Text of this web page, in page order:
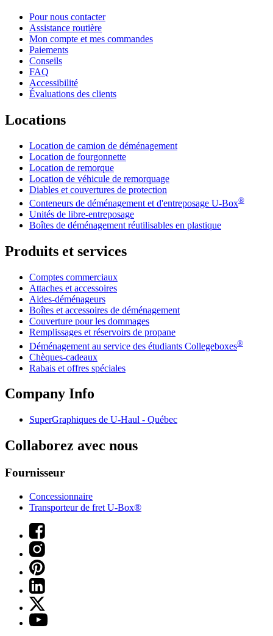
Pour nous contacter
Assistance routière
Mon compte et mes commandes
Paiements
Conseils
FAQ
Accessibilité
Évaluations des clients
Locations
Location de camion de déménagement
Location de fourgonnette
Location de remorque
Location de véhicule de remorquage
Diables et couvertures de protection
Conteneurs de déménagement et d'entreposage U-Box®
Unités de libre-entreposage
Boîtes de déménagement réutilisables en plastique
Produits et services
Comptes commerciaux
Attaches et accessoires
Aides-déménageurs
Boîtes et accessoires de déménagement
Couverture pour les dommages
Remplissages et réservoirs de propane
Déménagement au service des étudiants Collegeboxes®
Chèques-cadeaux
Rabais et offres spéciales
Company Info
SuperGraphiques de U-Haul - Québec
Collaborez avec nous
Fournisseur
Concessionnaire
Transporteur de fret U-Box®